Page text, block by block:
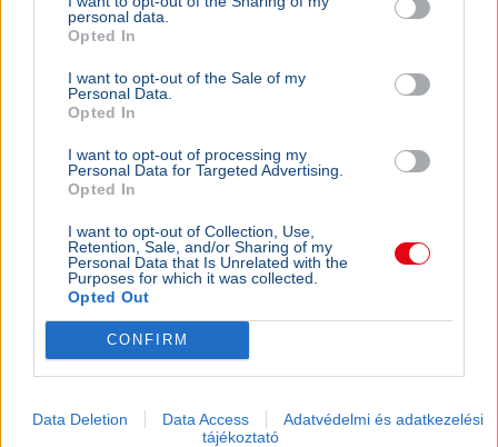
personal data.
Opted In
I want to opt-out of the Sale of my
Personal Data.
Opted In
I want to opt-out of processing my
Personal Data for Targeted Advertising.
Opted In
I want to opt-out of Collection, Use,
Retention, Sale, and/or Sharing of my
Personal Data that Is Unrelated with the
Purposes for which it was collected.
Opted Out
CONFIRM
Data Deletion Data Access
Adatvédelmi és adatkezelési
tájékoztató
Rendőrség Baleset
amelyben egy animált kaszás halál vadászott a sisak
nélkül közlekedő rolleresekre.
BELFÖLD 2026. augusztus 6.
Évek kritikái után most tényleg átalakul a
magyar érettségi